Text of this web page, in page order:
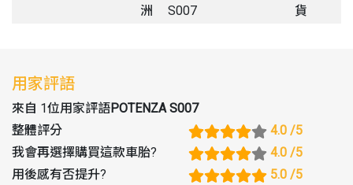
洲
S007
貨
用家評語
來自 1位用家評語POTENZA S007
整體評分
4.0 /5
我會再選擇購買這款車胎? 4.0 /5
用後感有否提升? 5.0 /5